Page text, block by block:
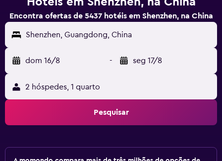
Encontra ofertas de 5437 hotéis em Shenzhen, na China
Shenzhen, Guangdong, China
dom 16/8 - seg 17/8
2 hóspedes, 1 quarto
Pesquisar